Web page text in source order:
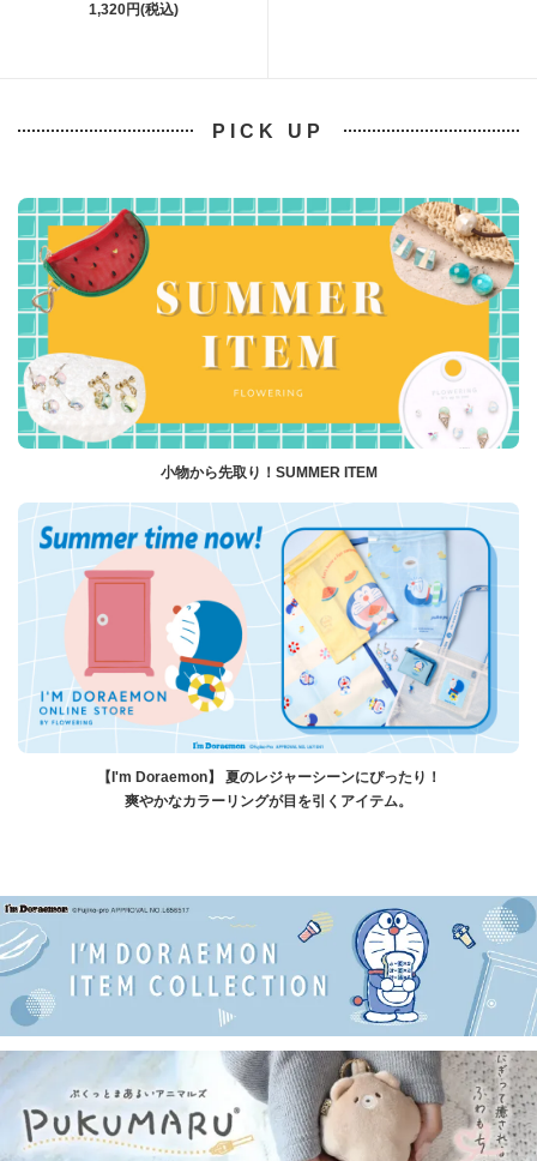
1,320円(税込)
PICK UP
小物から先取り！SUMMER ITEM
【I'm Doraemon】 夏のレジャーシーンにぴったり！
爽やかなカラーリングが目を引くアイテム。